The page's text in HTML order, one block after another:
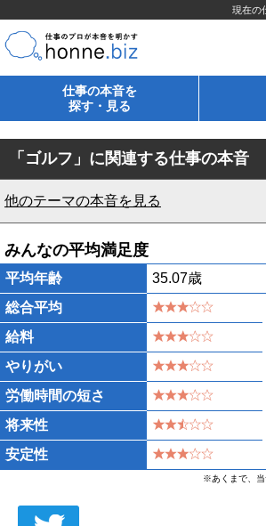
現在の
仕事の本音を
探す・見る
「ゴルフ」に関連する仕事の本音
他のテーマの本音を見る
みんなの平均満足度
平均年齢
35.07歳
総合平均
給料
やりがい
労働時間の短さ
将来性
安定性
※あくまで、当